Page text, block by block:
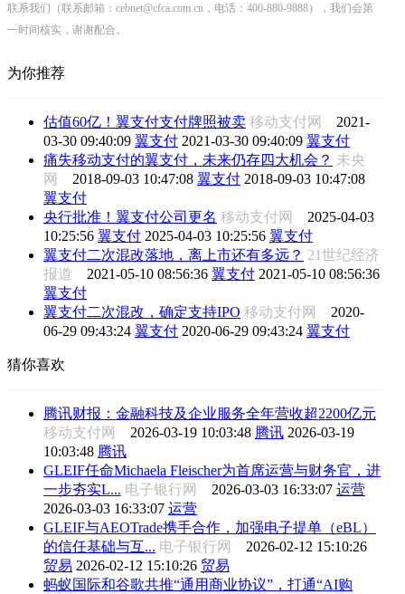
联系我们（联系邮箱：cebnet@cfca.com.cn，电话：400-880-9888），我们会第
一时间核实，谢谢配合。
为你推荐
估值60亿！翼支付支付牌照被卖 移动支付网 2021-
03-30 09:40:09 翼支付 2021-03-30 09:40:09 翼支付
痛失移动支付的翼支付，未来仍存四大机会？ 未央
网 2018-09-03 10:47:08 翼支付 2018-09-03 10:47:08
翼支付
央行批准！翼支付公司更名 移动支付网 2025-04-03
10:25:56 翼支付 2025-04-03 10:25:56 翼支付
翼支付二次混改落地，离上市还有多远？ 21世纪经济
报道 2021-05-10 08:56:36 翼支付 2021-05-10 08:56:36
翼支付
翼支付二次混改，确定支持IPO 移动支付网 2020-
06-29 09:43:24 翼支付 2020-06-29 09:43:24 翼支付
猜你喜欢
腾讯财报：金融科技及企业服务全年营收超2200亿元
移动支付网 2026-03-19 10:03:48 腾讯 2026-03-19
10:03:48 腾讯
GLEIF任命Michaela Fleischer为首席运营与财务官，进
一步夯实L... 电子银行网 2026-03-03 16:33:07 运营
2026-03-03 16:33:07 运营
GLEIF与AEOTrade携手合作，加强电子提单（eBL）
的信任基础与互... 电子银行网 2026-02-12 15:10:26
贸易 2026-02-12 15:10:26 贸易
蚂蚁国际和谷歌共推“通用商业协议”，打通“AI购